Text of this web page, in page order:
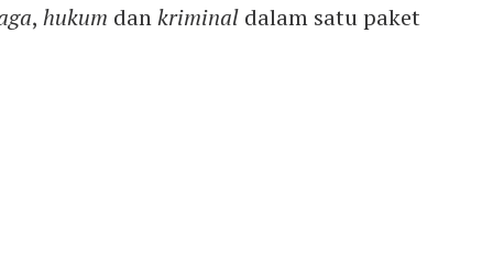
, hukum dankriminal dalam satu paket